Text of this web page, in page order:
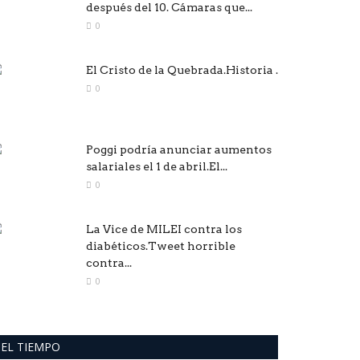
después del 10. Cámaras que...
0
El Cristo de la Quebrada.Historia .
0
Poggi podría anunciar aumentos
salariales el 1 de abril.El...
0
La Vice de MILEI contra los
diabéticos.Tweet horrible
contra...
0
EL TIEMPO